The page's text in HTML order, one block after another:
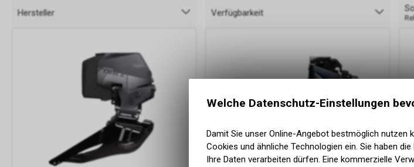
Hersteller Verfügbarkeit
Welche Datenschutz-Einstellungen
Damit Sie unser Online-Angebot bestmöglich nutzen
Cookies und ähnliche Technologien ein. Sie haben
Ihre Daten verarbeiten dürfen. Eine kommerzielle